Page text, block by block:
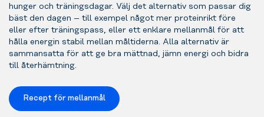
hunger och träningsdagar. Välj det alternativ som passar dig
bäst den dagen – till exempel något mer proteinrikt före
eller efter träningspass, eller ett enklare mellanmål för att
hålla energin stabil mellan måltiderna. Alla alternativ är
sammansatta för att ge bra mättnad, jämn energi och bidra
till återhämtning.
Recept för mellanmål